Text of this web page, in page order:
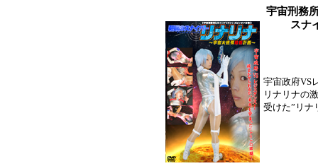
宇宙刑務
スナ
宇宙政府VS
リナリナの
受けた”リナ